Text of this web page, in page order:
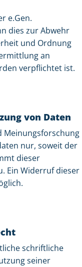
e.Gen.
dies zur Abwehr
und Ordnung
an
verpflichtet ist.
von Daten
Meinungsforschung
nur, soweit der
dieser
Ein Widerruf dieser
schriftliche
seiner